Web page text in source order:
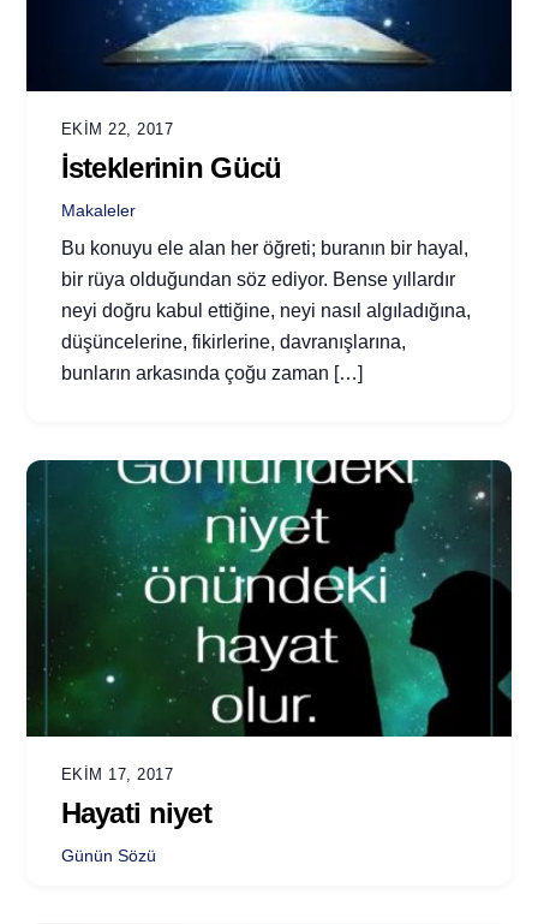
EKIM 22, 2017
İsteklerinin Gücü
Makaleler
Bu konuyu ele alan her öğreti; buranın bir hayal,
bir rüya olduğundan söz ediyor. Bense yıllardır
neyi doğru kabul ettiğine, neyi nasıl algıladığına,
düşüncelerine, fikirlerine, davranışlarına,
bunların arkasında çoğu zaman […]
EKIM 17, 2017
Hayati niyet
Günün Sözü